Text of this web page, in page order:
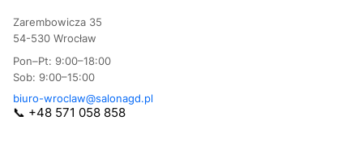
Zarembowicza 35
54-530 Wrocław
Pon–Pt: 9:00–18:00
Sob: 9:00–15:00
biuro-wroclaw@salonagd.pl
📞 +48 571 058 858